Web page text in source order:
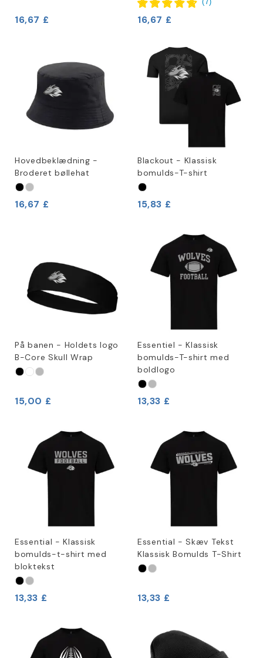
16,67 £ 16,67 £
Hovedbeklædning -
Broderet bøllehat
16,67 £
Blackout - Klassisk
bomulds-T-shirt
15,83 £
På banen - Holdets logo
B-Core Skull Wrap
15,00 £
Essentiel - Klassisk
bomulds-T-shirt med
boldlogo
13,33 £
Essential - Klassisk
bomulds-t-shirt med
bloktekst
13,33 £
Essential - Skæv Tekst
Klassisk Bomulds T-Shirt
13,33 £